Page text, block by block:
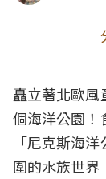
矗立著北歐風
個海洋公園！
「尼克斯海
圍的水族世界